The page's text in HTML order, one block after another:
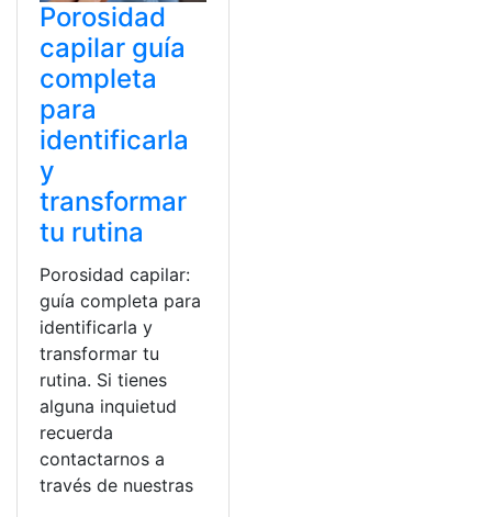
Porosidad
capilar guía
completa
para
identificarla
y
transformar
tu rutina
Porosidad capilar:
guía completa para
identificarla y
transformar tu
rutina. Si tienes
alguna inquietud
recuerda
contactarnos a
través de nuestras